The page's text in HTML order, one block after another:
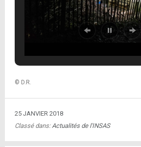
© D.R.
25 JANVIER 2018
Classé dans: Actualités de l'INSAS